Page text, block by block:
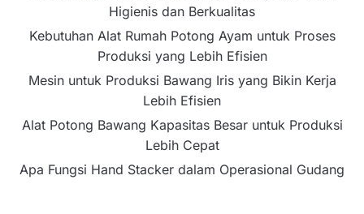
Higienis dan Berkualitas
Kebutuhan Alat Rumah Potong Ayam untuk Proses
Produksi yang Lebih Efisien
Mesin untuk Produksi Bawang Iris yang Bikin Kerja
Lebih Efisien
Alat Potong Bawang Kapasitas Besar untuk Produksi
Lebih Cepat
Apa Fungsi Hand Stacker dalam Operasional Gudang